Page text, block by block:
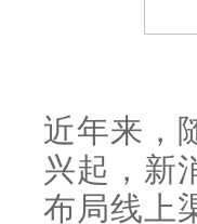
近年来，
兴起，新
布局线上